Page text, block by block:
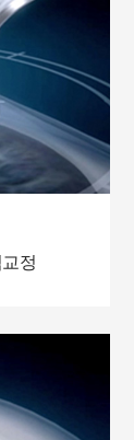
정